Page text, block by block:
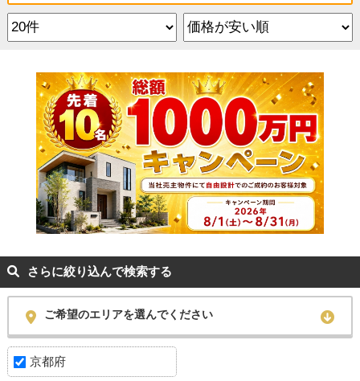
さらに絞り込んで検索する
ご希望のエリアを選んでください
京都府